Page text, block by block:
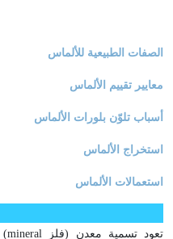
الصفات الطبيعية للألماس
معايير تقييم الألماس
أسباب تلوّن بلورات الألماس
استخراج الألماس
استعمالات الألماس
تعود تسمية معدن (فلز mineral
)